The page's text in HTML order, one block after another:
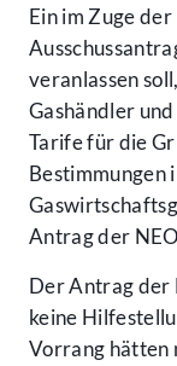
Ein im Zuge
veranlassen
Gashändler
Tarife für die
Bestimmungen
Antrag der
Der Antrag der
keine
Vorrang hätten